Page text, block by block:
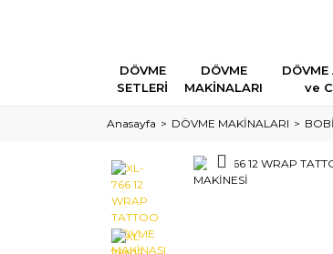
DÖVME
SETLERİ
DÖVME
MAKİNALARI
DÖVME
ve
Anasayfa DÖVME MAKİNALARI